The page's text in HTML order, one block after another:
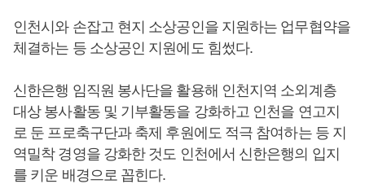
인천시와 손잡고 현지 소상공인을 지원하는 업무협약을
체결하는 등 소상공인 지원에도 힘썼다.
신한은행 임직원 봉사단을 활용해 인천지역 소외계층
대상 봉사활동 및 기부활동을 강화하고 인천을 연고지
로 둔 프로축구단과 축제 후원에도 적극 참여하는 등 지
역밀착 경영을 강화한 것도 인천에서 신한은행의 입지
를 키운 배경으로 꼽힌다.